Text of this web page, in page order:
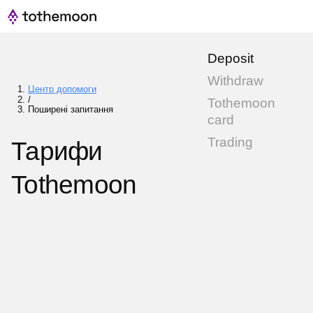
Центр допомоги
/
Поширені запитання
Тарифи
Tothemoon
Deposit
Withdraw
Tothemoon
card
Trading